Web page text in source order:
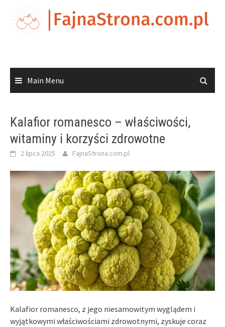
content
Main Menu
Kalafior romanesco – właściwości,
witaminy i korzyści zdrowotne
2 lipca 2025 FajnaStrona.com.pl
Kalafior romanesco, z jego niesamowitym wyglądem i
wyjątkowymi właściwościami zdrowotnymi, zyskuje coraz